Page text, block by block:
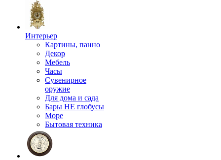
Интерьер
Картины, панно
Декор
Мебель
Часы
Сувенирное
оружие
Для дома и сада
Бары НЕ глобусы
Море
Бытовая техника